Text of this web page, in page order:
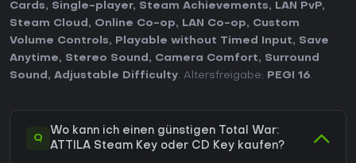
Cards, Single-player, Steam Achievements, LAN PvP,
Steam Cloud , Online Co-op, LAN Co-op, Custom
Volume Controls, Playable without Timed Input, Save
Anytime, Stereo Sound , Camera Comfort, Surround
Sound , Adjustable Difficulty. Altersfreigabe: PEGI 16.
Q
Wo kann ich einen günstigen Total War:
ATTILA Steam Key oder CD Key kaufen?